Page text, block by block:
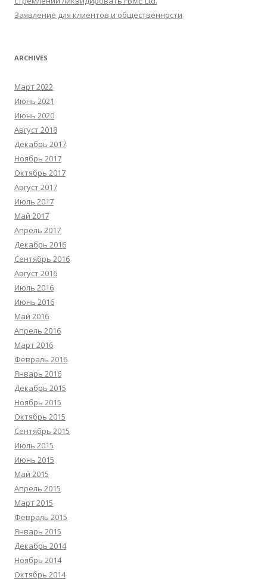
Заявление для клиентов и общественности
ARCHIVES
Март 2022
Июнь 2021
Июнь 2020
Август 2018
Декабрь 2017
Ноябрь 2017
Октябрь 2017
Август 2017
Июль 2017
Май 2017
Апрель 2017
Декабрь 2016
Сентябрь 2016
Август 2016
Июль 2016
Июнь 2016
Май 2016
Апрель 2016
Март 2016
Февраль 2016
Январь 2016
Декабрь 2015
Ноябрь 2015
Октябрь 2015
Сентябрь 2015
Июль 2015
Июнь 2015
Май 2015
Апрель 2015
Март 2015
Февраль 2015
Январь 2015
Декабрь 2014
Ноябрь 2014
Октябрь 2014